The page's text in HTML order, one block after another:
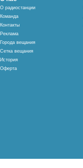
О радиостанции
Команда
Контакты
Реклама
Города вещания
Сетка вещания
История
Оферта